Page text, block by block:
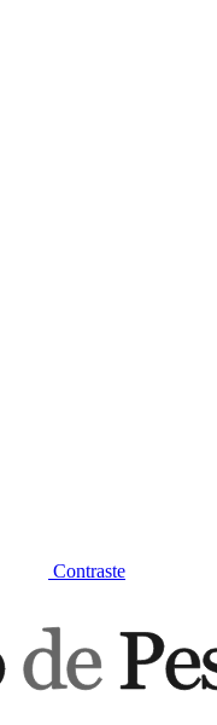
Contraste